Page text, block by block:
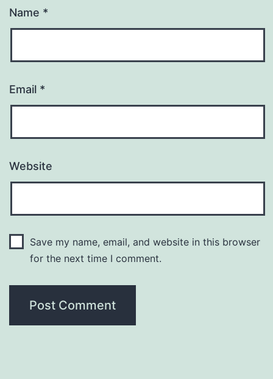
Name *
Email *
Website
Save my name, email, and website in this browser
for the next time I comment.